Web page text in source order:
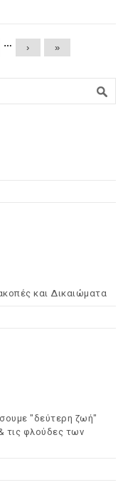
… › »
και Δικαιώματα
"δεύτερη ζωή"
τις φλούδες των